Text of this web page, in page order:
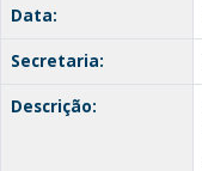
Data:
Secretaria:
Descrição: